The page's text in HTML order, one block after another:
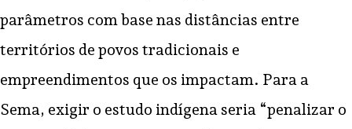
parâmetros com base nas distâncias entre
territórios de povos tradicionais e
empreendimentos que os impactam. Para a
Sema, exigir o estudo indígena seria “penalizar o